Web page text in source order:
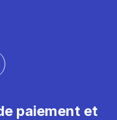
paiement et